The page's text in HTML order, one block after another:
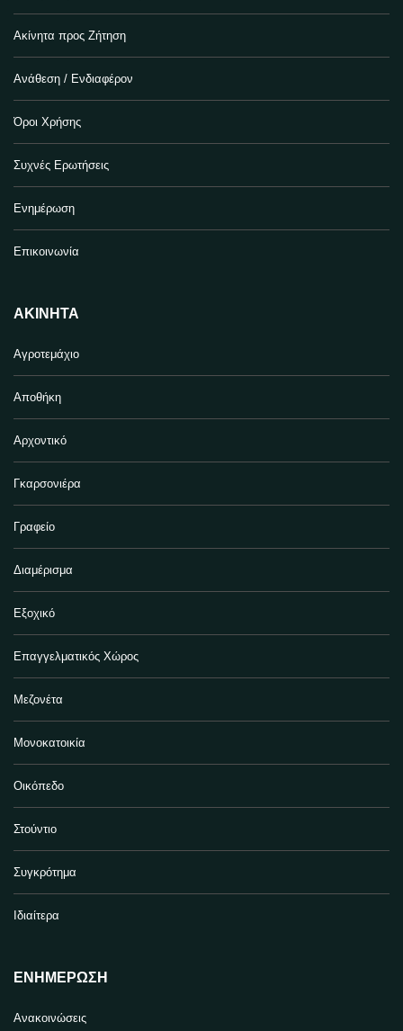
Ακίνητα προς Ζήτηση
Ανάθεση / Ενδιαφέρον
Όροι Χρήσης
Συχνές Ερωτήσεις
Ενημέρωση
Επικοινωνία
ΑΚΊΝΗΤΑ
Αγροτεμάχιο
Αποθήκη
Αρχοντικό
Γκαρσονιέρα
Γραφείο
Διαμέρισμα
Εξοχικό
Επαγγελματικός Χώρος
Μεζονέτα
Μονοκατοικία
Οικόπεδο
Στούντιο
Συγκρότημα
Ιδιαίτερα
ΕΝΗΜΈΡΩΣΗ
Ανακοινώσεις